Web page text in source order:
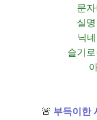
문
실
닉
슬기
🚨 부득이한